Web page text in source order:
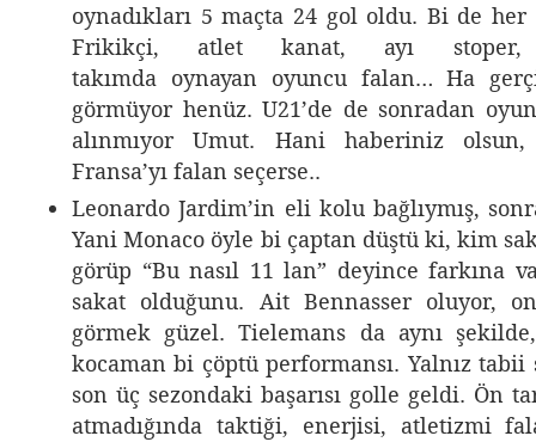
oynadıkları 5 maçta 24 gol oldu. Bi de
Frikikçi, atlet kanat, ayı
takımda oynayan oyuncu falan… Ha
görmüyor henüz. U21’de de sonradan
alınmıyor Umut. Hani haberiniz
Fransa’yı falan seçerse..
Leonardo Jardim’in eli kolu bağlıymış,
Yani Monaco öyle bi çaptan düştü ki, kim
görüp “Bu nasıl 11 lan” deyince farkına
sakat olduğunu. Ait Bennasser oluyor,
görmek güzel. Tielemans da aynı
kocaman bi çöptü performansı. Yalnız tabii
son üç sezondaki başarısı golle geldi. Ön
atmadığında taktiği, enerjisi, atletizmi